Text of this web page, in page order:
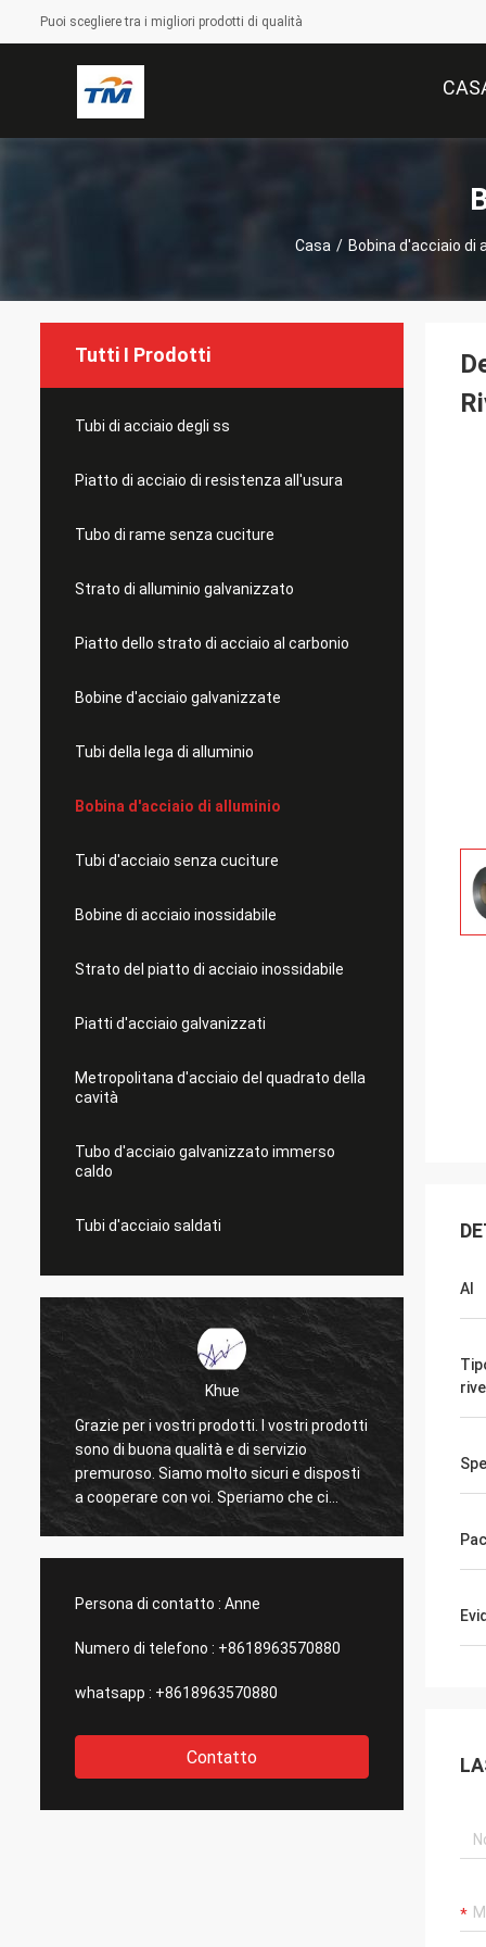
Puoi scegliere tra i migliori prodotti di qualità
Casa / Bobina d'acciaio di
Tutti I Prodotti
Tubi di acciaio degli ss
Piatto di acciaio di resistenza all'usura
Tubo di rame senza cuciture
Strato di alluminio galvanizzato
Piatto dello strato di acciaio al carbonio
Bobine d'acciaio galvanizzate
Tubi della lega di alluminio
Bobina d'acciaio di alluminio
Tubi d'acciaio senza cuciture
Bobine di acciaio inossidabile
Strato del piatto di acciaio inossidabile
Piatti d'acciaio galvanizzati
Metropolitana d'acciaio del quadrato della
cavità
Tubo d'acciaio galvanizzato immerso
caldo
Tubi d'acciaio saldati
Khue
Grazie per i vostri prodotti. I vostri prodotti
sono di buona qualità e di servizio
premuroso. Siamo molto sicuri e disposti
a cooperare con voi. Speriamo che ci
siano in futuro opportunità per la
Persona di contatto : Anne
Numero di telefono : +8618963570880
whatsapp : +8618963570880
Contatto
Al